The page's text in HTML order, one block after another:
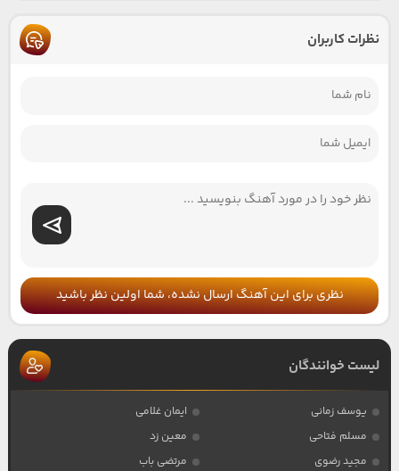
نظرات کاربران
نظری برای این آهنگ ارسال نشده، شما اولین نظر باشید
لیست خوانندگان
یوسف زمانی
ایمان غلامی
مسلم فتاحی
معین زد
مجید رضوی
مرتضی باب